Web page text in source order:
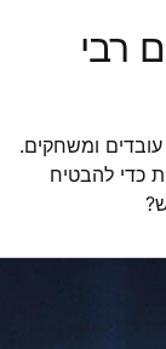
רבי
ומשחקים.
כדי להבטיח